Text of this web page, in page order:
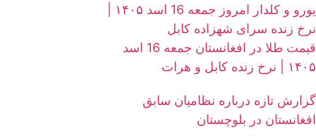
نرخ زنده سرای شهزاده کابل
قیمت طلا در افغانستان جمعه 16 اسد
۱۴۰۵ | نرخ زنده کابل و هرات
گزارش تازه درباره نظامیان سابق
افغانستان در بلوچستان